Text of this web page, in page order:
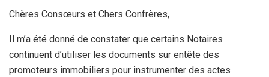
Chères Consœurs et Chers Confrères,
Il m’a été donné de constater que certains Notaires
continuent d’utiliser les documents sur entête des
promoteurs immobiliers pour instrumenter des actes